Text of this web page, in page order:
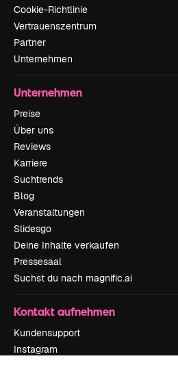
Cookie-Richtlinie
Vertrauenszentrum
Partner
Unternehmen
Unternehmen
Preise
Über uns
Reviews
Karriere
Suchtrends
Blog
Veranstaltungen
Slidesgo
Deine Inhalte verkaufen
Pressesaal
Suchst du nach magnific.ai
Kontakt aufnehmen
Kundensupport
Instagram